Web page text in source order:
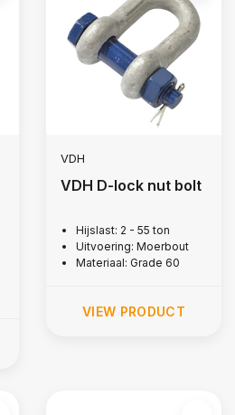
VDH
VDH D-lock nut bolt
Hijslast: 2 - 55 ton
Uitvoering: Moerbout
Materiaal: Grade 60
VIEW PRODUCT